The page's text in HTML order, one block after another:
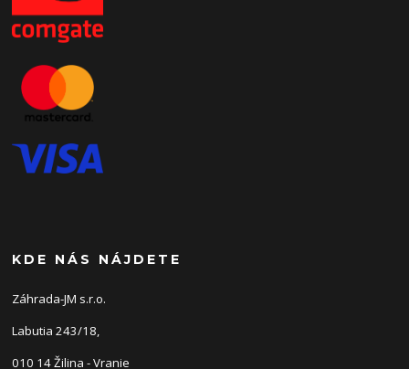
KDE NÁS NÁJDETE
Záhrada-JM s.r.o.
Labutia 243/18,
010 14 Žilina - Vranie